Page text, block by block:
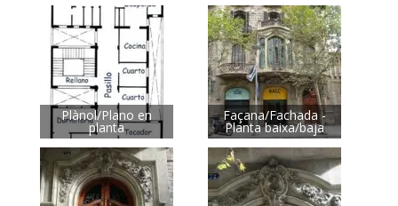
Plànol/Plano en
planta
Façana/Fachada -
Planta baixa/baja